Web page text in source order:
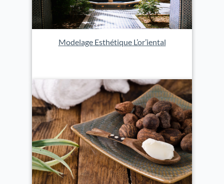
Modelage Esthétique L’or’iental